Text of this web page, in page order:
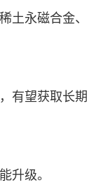
土永磁合金、
有望获取长期
升级。